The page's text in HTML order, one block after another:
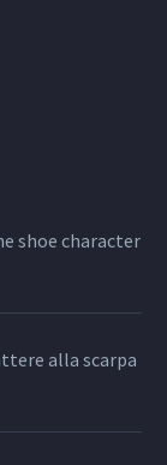
shoe character
alla scarpa